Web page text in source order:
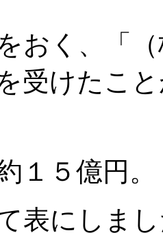
おく、「
受けたこ
１５億円。
表にしま